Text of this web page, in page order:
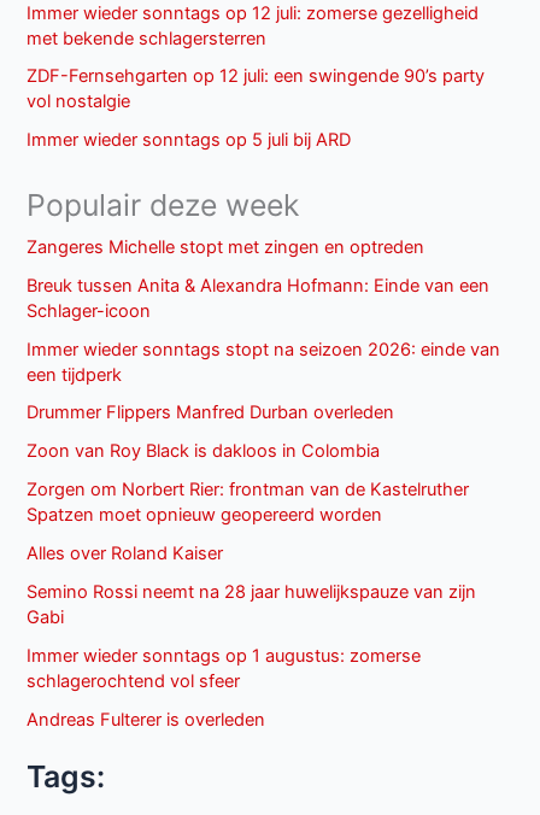
Immer wieder sonntags op 12 juli: zomerse gezelligheid
met bekende schlagersterren
ZDF-Fernsehgarten op 12 juli: een swingende 90’s party
vol nostalgie
Immer wieder sonntags op 5 juli bij ARD
Populair deze week
Zangeres Michelle stopt met zingen en optreden
Breuk tussen Anita & Alexandra Hofmann: Einde van een
Schlager-icoon
Immer wieder sonntags stopt na seizoen 2026: einde van
een tijdperk
Drummer Flippers Manfred Durban overleden
Zoon van Roy Black is dakloos in Colombia
Zorgen om Norbert Rier: frontman van de Kastelruther
Spatzen moet opnieuw geopereerd worden
Alles over Roland Kaiser
Semino Rossi neemt na 28 jaar huwelijkspauze van zijn
Gabi
Immer wieder sonntags op 1 augustus: zomerse
schlagerochtend vol sfeer
Andreas Fulterer is overleden
Tags: